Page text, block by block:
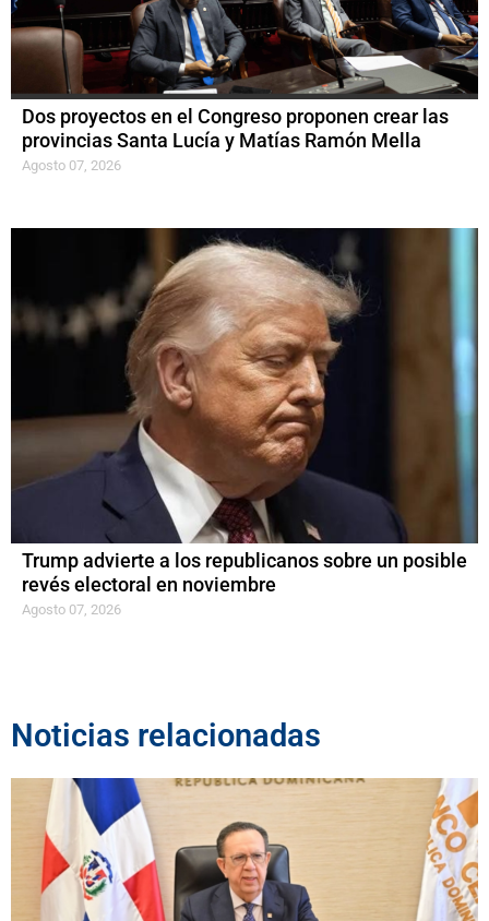
Dos proyectos en el Congreso proponen crear las
provincias Santa Lucía y Matías Ramón Mella
Agosto 07, 2026
Trump advierte a los republicanos sobre un posible
revés electoral en noviembre
Agosto 07, 2026
Noticias relacionadas